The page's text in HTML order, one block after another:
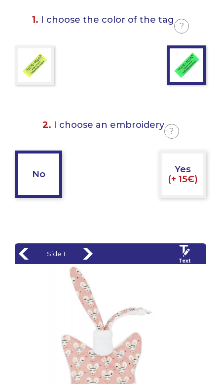
1. I choose the color of the tag
?
2. I choose an embroidery
?
No
Yes
(+ 15€)
Side 1
Text